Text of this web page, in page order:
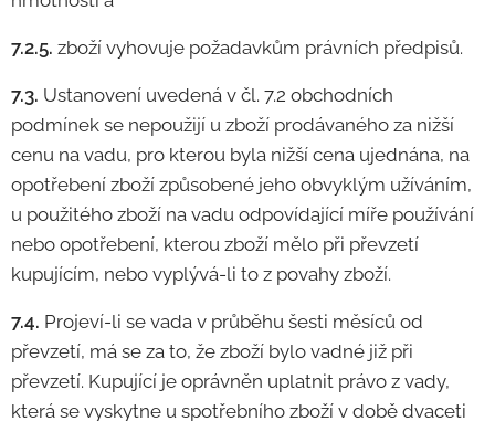
7.2.5. zboží vyhovuje požadavkům právních předpisů.
7.3. Ustanovení uvedená v čl. 7.2 obchodních
podmínek se nepoužijí u zboží prodávaného za nižší
cenu na vadu, pro kterou byla nižší cena ujednána, na
opotřebení zboží způsobené jeho obvyklým užíváním,
u použitého zboží na vadu odpovídající míře používání
nebo opotřebení, kterou zboží mělo při převzetí
kupujícím, nebo vyplývá-li to z povahy zboží.
7.4. Projeví-li se vada v průběhu šesti měsíců od
převzetí, má se za to, že zboží bylo vadné již při
převzetí. Kupující je oprávněn uplatnit právo z vady,
která se vyskytne u spotřebního zboží v době dvaceti